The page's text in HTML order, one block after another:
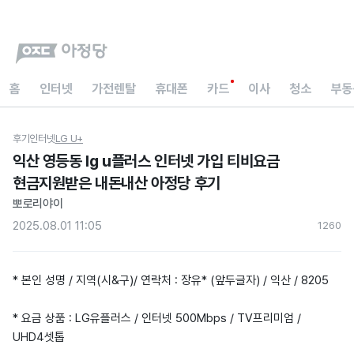
홈 인터넷 가전렌탈 휴대폰 카드 이사 청소 부
후기 인터넷LG U+
익산 영등동 lg u플러스 인터넷 가입 티비요금
현금지원받은 내돈내산 아정당 후기
뽀로리야이
2025.08.01 11:05
1260
* 본인 성명 / 지역(시&구)/ 연락처 : 장유* (앞두글자) / 익산 / 8205
* 요금 상품 : LG유플러스 / 인터넷 500Mbps / TV프리미엄 /
UHD4셋톱